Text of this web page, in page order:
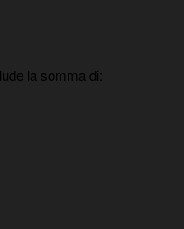
la somma di: